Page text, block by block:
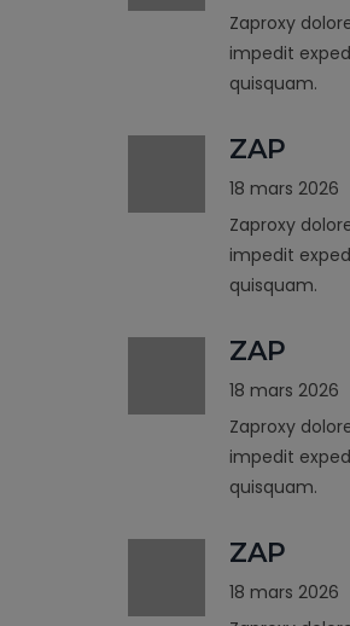
Zaproxy
impedit
quisquam.
ZAP
18 mars 2026
Zaproxy
impedit
quisquam.
ZAP
18 mars 2026
Zaproxy
impedit
quisquam.
ZAP
18 mars 2026